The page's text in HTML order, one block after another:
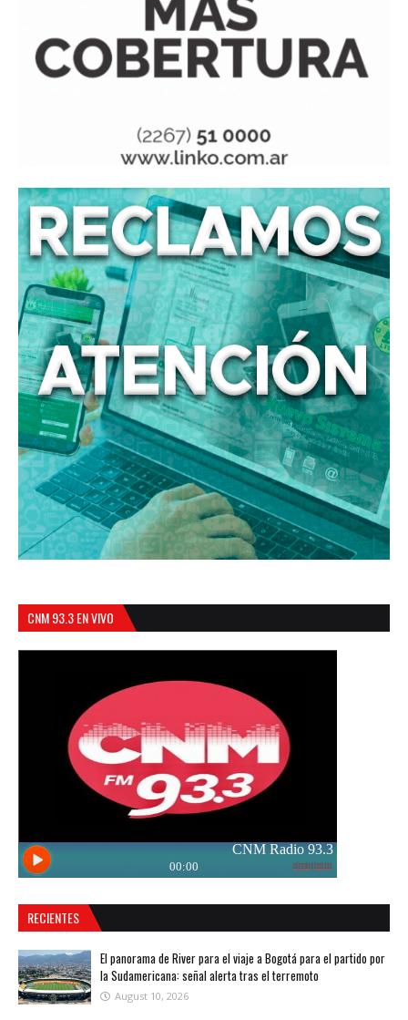
CNM 93.3 EN VIVO
RECIENTES
El panorama de River para el viaje a Bogotá para el partido por
la Sudamericana: señal alerta tras el terremoto
August 10, 2026